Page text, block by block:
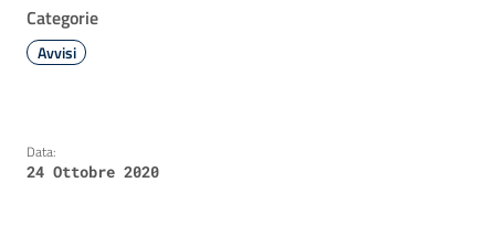
Categorie
Avvisi
Data:
24 Ottobre 2020